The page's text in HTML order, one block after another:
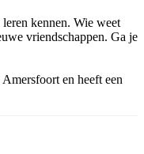
kennen. Wie weet
vriendschappen. Ga je
en heeft een